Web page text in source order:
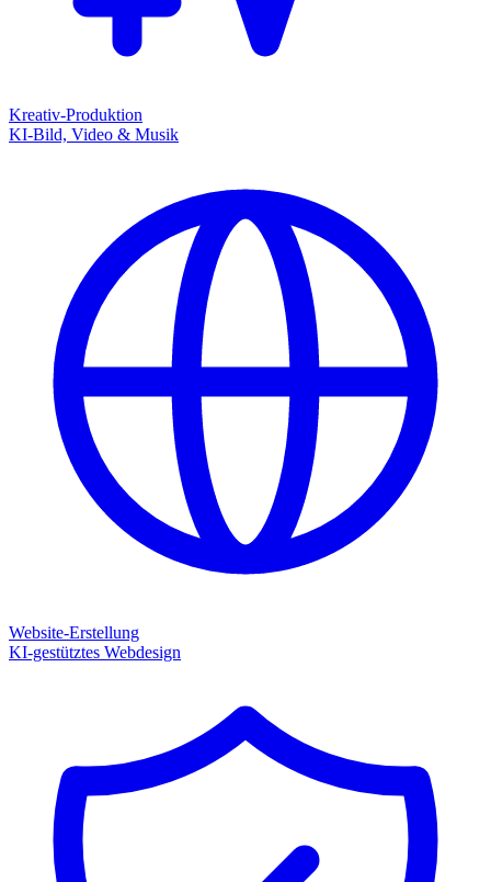
Kreativ-Produktion
KI-Bild, Video & Musik
Website-Erstellung
KI-gestütztes Webdesign